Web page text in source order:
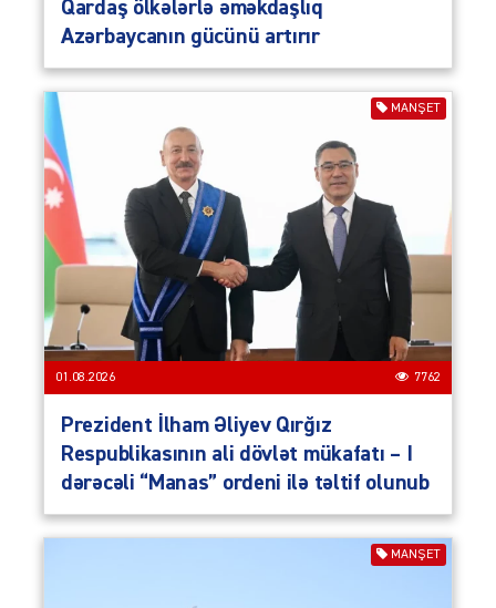
Qardaş ölkələrlə əməkdaşlıq
Azərbaycanın gücünü artırır
MANŞET
01.08.2026 7762
Prezident İlham Əliyev Qırğız
Respublikasının ali dövlət mükafatı – I
dərəcəli “Manas” ordeni ilə təltif olunub
MANŞET